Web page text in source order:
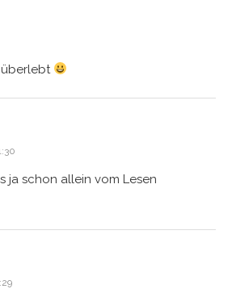
überlebt
ja schon allein vom Lesen